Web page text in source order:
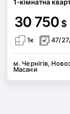
1-кімнатна
30 750 $
1к 47/
м. Чернігів,
Масани